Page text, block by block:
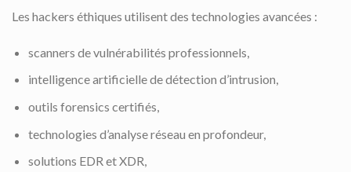
Les hackers éthiques utilisent des technologies avancées :
scanners de vulnérabilités professionnels,
intelligence artificielle de détection d’intrusion,
outils forensics certifiés,
technologies d’analyse réseau en profondeur,
solutions EDR et XDR,